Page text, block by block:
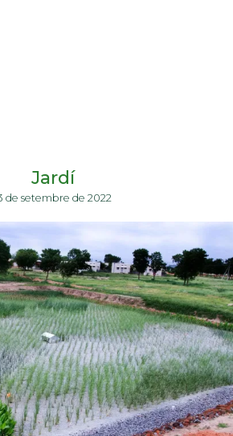
Jardí
de setembre de 2022